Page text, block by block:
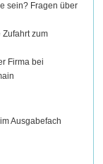
sein? Fragen über
zum
Firma bei
Ausgabefach